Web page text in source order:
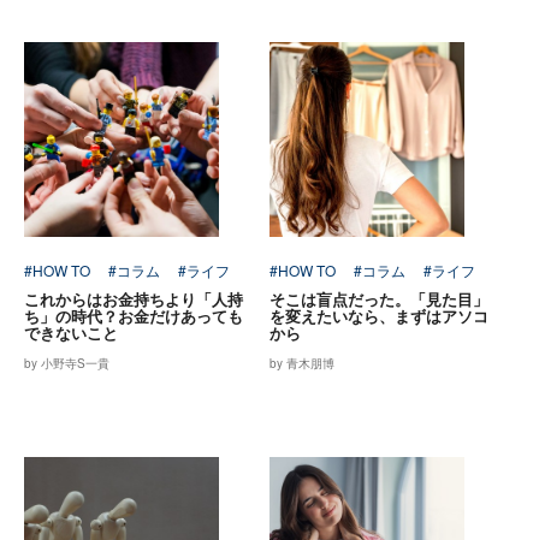
#HOW TO #コラム #ライフ
これからはお金持ちより「人持
ち」の時代？お金だけあっても
できないこと
by 小野寺S一貴
#HOW TO #コラム #ライフ
そこは盲点だった。「見た目」
を変えたいなら、まずはアソコ
から
by 青木朋博